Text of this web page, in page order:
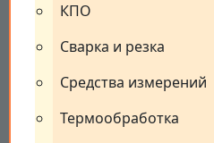
КПО
Сварка и резка
Средства измерений
Термообработка